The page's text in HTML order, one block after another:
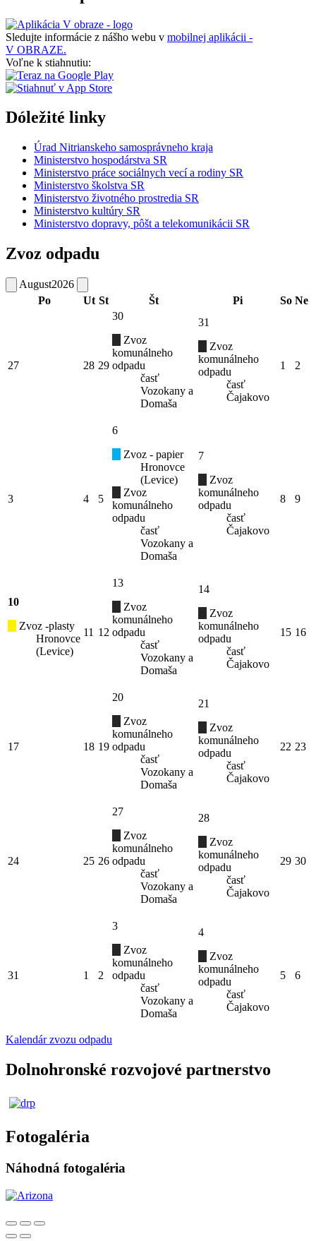
Sledujte informácie z nášho webu v mobilnej aplikácii -
V OBRAZE.
Voľne k stiahnutiu:
Dóležité linky
Úrad Nitrianskeho samosprávneho kraja
Ministerstvo hospodárstva SR
Ministerstvo práce sociálnych vecí a rodiny SR
Ministerstvo školstva SR
Ministerstvo životného prostredia SR
Ministerstvo kultúry SR
Ministerstvo dopravy, pôšt a telekomunikácii SR
Zvoz odpadu
August2026
Po
Ut St Št Pi So Ne
27 28 29
30
Zvoz
komunálneho
odpadu
časť
Vozokany a
Domaša
31
Zvoz
komunálneho
odpadu
časť
Čajakovo
1 2
3 4 5
6
Zvoz - papier
Hronovce
(Levice)
Zvoz
komunálneho
odpadu
časť
Vozokany a
Domaša
7
Zvoz
komunálneho
odpadu
časť
Čajakovo
8 9
10
Zvoz -plasty
Hronovce
(Levice)
11 12
13
Zvoz
komunálneho
odpadu
časť
Vozokany a
Domaša
14
Zvoz
komunálneho
odpadu
časť
Čajakovo
15 16
17 18 19
20
Zvoz
komunálneho
odpadu
časť
Vozokany a
Domaša
21
Zvoz
komunálneho
odpadu
časť
Čajakovo
22 23
24 25 26
27
Zvoz
komunálneho
odpadu
časť
Vozokany a
Domaša
28
Zvoz
komunálneho
odpadu
časť
Čajakovo
29 30
31 1 2
3
Zvoz
komunálneho
odpadu
časť
Vozokany a
Domaša
4
Zvoz
komunálneho
odpadu
časť
Čajakovo
5 6
Kalendár zvozu odpadu
Dolnohronské rozvojové partnerstvo
Fotogaléria
Náhodná fotogaléria